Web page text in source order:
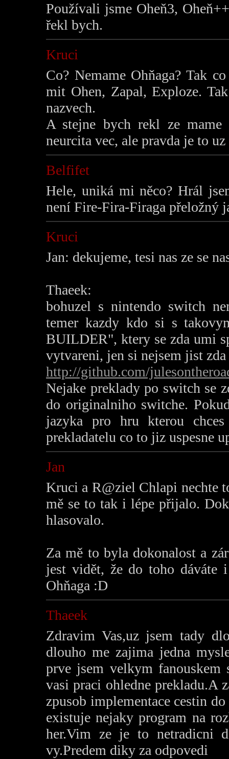
Používali jsme Oheň3,
řekl bych.
Kruci
Co? Nemame Ohňaga? Tak
mit Ohen, Zapal, Exploze.
nazvech.
A stejne bych rekl ze mame
neurcita vec, ale pravda je to
Belfifet
Hele, uniká mi něco? Hrál
není Fire-Fira-Firaga přeložný
Kruci
Jan: dekujeme, tesi nas ze se
Thaeek:
bohuzel s nintendo switch
temer kazdy kdo si s
BUILDER", ktery se zda umi
vytvareni, jen si nejsem jist
http://github.com/
Nejake preklady po switch se
do originalniho switche.
jazyka pro hru kterou
prekladatelu co to jiz uspesne
Jan
Kruci a R@ziel Chlapi nechte
mě se to tak i lépe přijalo.
hlasovalo.
Za mě to byla dokonalost a
jest vidět, že do toho dáváte
Ohňaga :D
Thaeek
Zdravim Vas,uz jsem tady
dlouho me zajima jedna
prve jsem velkym fanouskem
vasi praci ohledne prekladu.A
zpusob implementace cestin
existuje nejaky program na
her.Vim ze je to netradicni
vy.Predem diky za odpovedi